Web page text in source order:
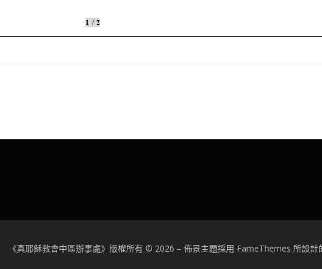
《真耶穌教會中區辦事處》版權所有 © 2026 – 佈景主題採用 FameThemes 所設計